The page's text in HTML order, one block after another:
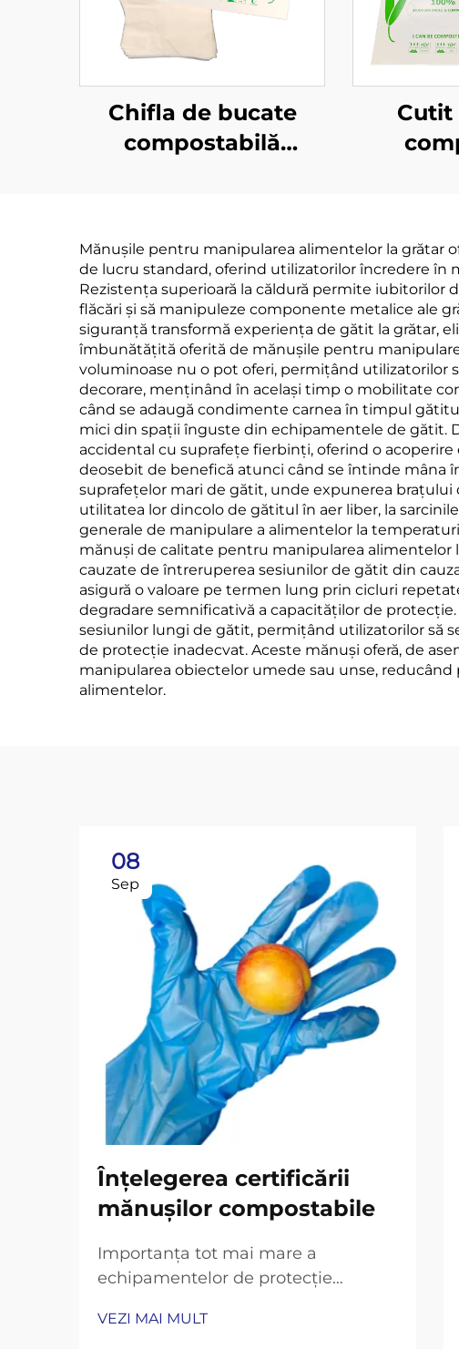
Chifla de bucate
compostabilă
amidoară de porumb
Cutit
Mănușile pentru manipularea alimentelor la grătar
de lucru standard, oferind utilizatorilor încredere în
Rezistența superioară la căldură permite iubitorilor
flăcări și să manipuleze componente metalice ale
siguranță transformă experiența de gătit la grătar,
îmbunătățită oferită de mănușile pentru
voluminoase nu o pot oferi, permițând utilizatorilor
decorare, menținând în același timp o mobilitate
când se adaugă condimente carnea în timpul
mici din spații înguste din echipamentele de gătit.
accidental cu suprafețe fierbinți, oferind o
deosebit de benefică atunci când se întinde mâna
suprafețelor mari de gătit, unde expunerea
utilitatea lor dincolo de gătitul în aer liber, la
generale de manipulare a alimentelor la
mănuși de calitate pentru manipularea alimentelor
cauzate de întreruperea sesiunilor de gătit din
asigură o valoare pe termen lung prin cicluri
degradare semnificativă a capacităților de
sesiunilor lungi de gătit, permițând utilizatorilor să
de protecție inadecvat. Aceste mănuși oferă, de
manipularea obiectelor umede sau unse,
alimentelor.
08
Sep
Înțelegerea certificării
mănușilor compostabile
Importanța tot mai mare a
echipamentelor de protecție
conștientizarea environmentală se
VEZI MAI MULT